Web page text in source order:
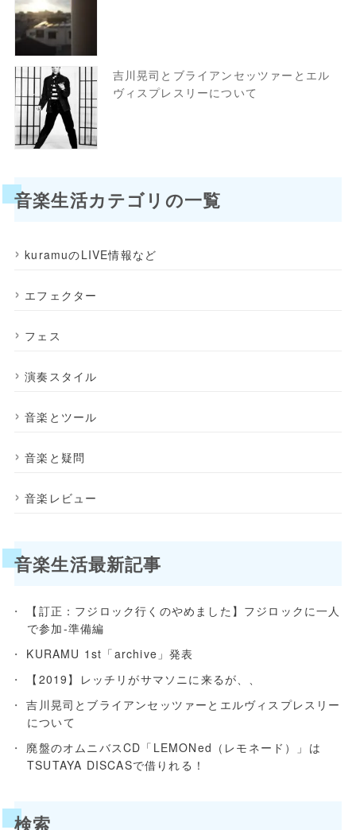
吉川晃司とブライアンセッツァーとエル
ヴィスプレスリーについて
音楽生活カテゴリの一覧
kuramuのLIVE情報など
エフェクター
フェス
演奏スタイル
音楽とツール
音楽と疑問
音楽レビュー
音楽生活最新記事
【訂正：フジロック行くのやめました】フジロックに一人
で参加-準備編
KURAMU 1st「archive」発表
【2019】レッチリがサマソニに来るが、、
吉川晃司とブライアンセッツァーとエルヴィスプレスリー
について
廃盤のオムニバスCD「LEMONed（レモネード）」は
TSUTAYA DISCASで借りれる！
検索